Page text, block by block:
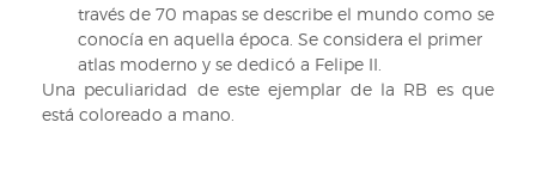
través de 70 mapas se describe el mundo como se
conocía en aquella época. Se considera el primer
atlas moderno y se dedicó a Felipe II.
Una peculiaridad de este ejemplar de la RB es que
está coloreado a mano.